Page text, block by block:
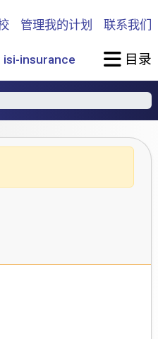
管理我的计划 联系我们
isi-insurance 目录